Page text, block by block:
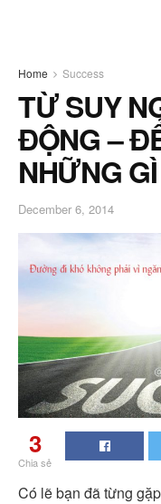
Home Success
TỪ SUY
ĐỘNG –
NHỮNG
December 6, 2014
3
Chia sẻ
Có lẽ bạn đã từng